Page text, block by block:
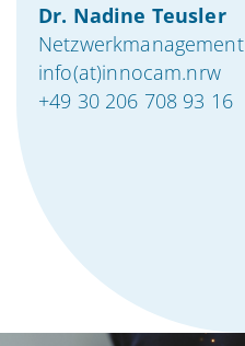
Dr. Nadine Teusler
Netzwerkmanagement
info(at)innocam.nrw
+49 30 206 708 93 16